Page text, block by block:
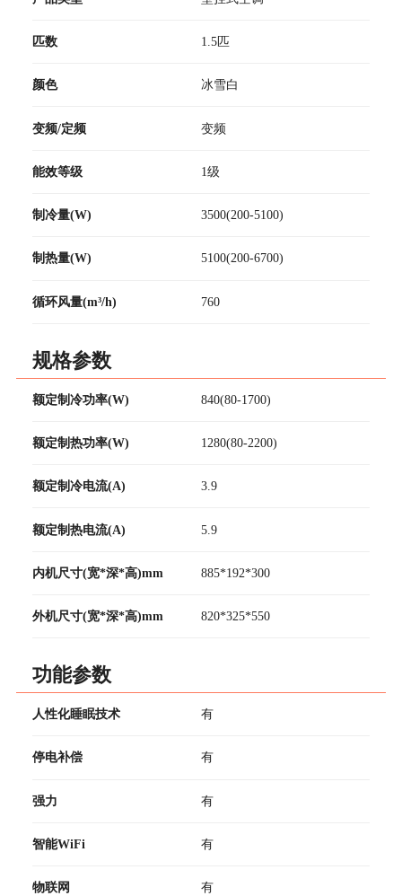
匹数 1.5匹
颜色 冰雪白
变频/定频 变频
能效等级 1级
制冷量(W) 3500(200-5100)
制热量(W) 5100(200-6700)
循环风量(m³/h) 760
规格参数
额定制冷功率(W) 840(80-1700)
额定制热功率(W) 1280(80-2200)
额定制冷电流(A) 3.9
额定制热电流(A) 5.9
内机尺寸(宽*深*高)mm 885*192*300
外机尺寸(宽*深*高)mm 820*325*550
功能参数
人性化睡眠技术 有
停电补偿 有
强力 有
智能WiFi 有
物联网 有